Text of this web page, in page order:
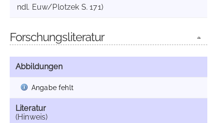
ndl. Euw/Plotzek S. 171)
Forschungsliteratur
Abbildungen
Angabe fehlt
Literatur
(Hinweis)